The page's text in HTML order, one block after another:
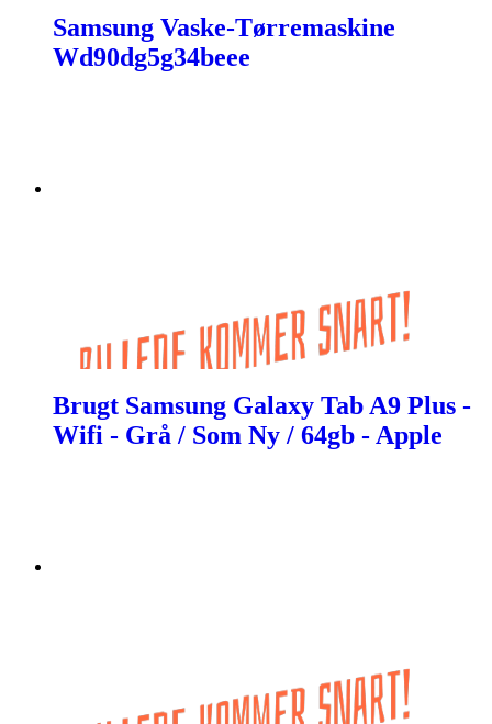
Samsung Vaske-Tørremaskine
Wd90dg5g34beee
Brugt Samsung Galaxy Tab A9 Plus -
Wifi - Grå / Som Ny / 64gb - Apple